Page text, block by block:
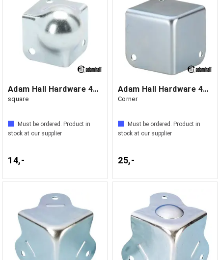
Adam Hall Hardware 40001 - Ball Corner
square
Must be ordered. Product in
stock at our supplier
14,-
Adam Hall Hardware 4001 - Square Case
Corner
Must be ordered. Product in
stock at our supplier
25,-